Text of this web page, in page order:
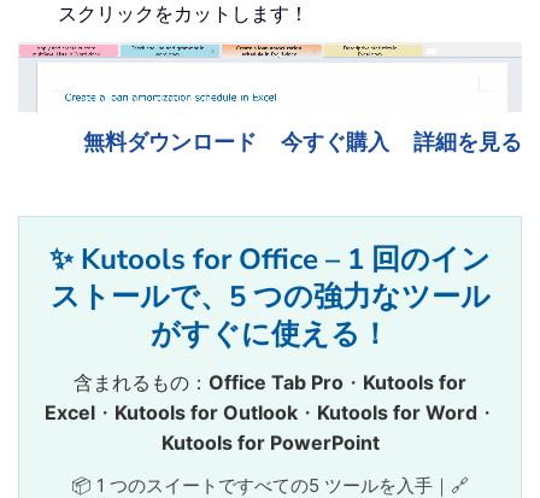
End
With
End Sub
スクリックをカットします！
無料ダウンロード 今すぐ購入 詳細を見る
✨ Kutools for Office – 1 回のイン
ストールで、5 つの強力なツール
がすぐに使える！
含まれるもの： Office Tab Pro ・ Kutools for
Excel・ Kutools for Outlook・ Kutools for Word・
Kutools for PowerPoint
📦 1 つのスイートですべての5 ツールを入手｜🔗